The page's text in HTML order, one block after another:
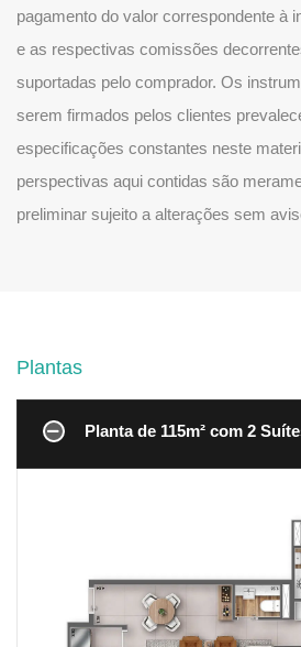
pagamento do valor correspondente à
e as respectivas comissões
suportadas pelo comprador. Os
serem firmados pelos clientes
especificações constantes neste
perspectivas aqui contidas são
preliminar sujeito a alterações sem
Plantas
Planta de 115m² com 2